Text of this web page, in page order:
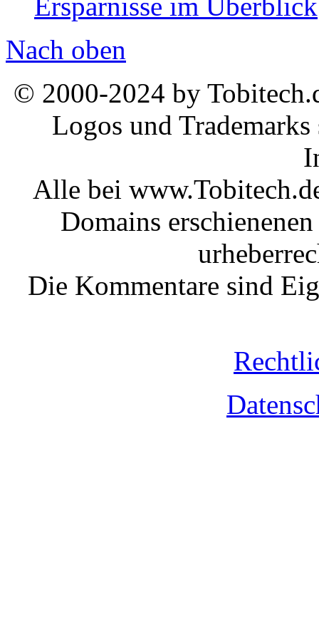
Nach oben
© 2000-2024 by
Logos und
Alle bei
Domains
Die Kommentare sind